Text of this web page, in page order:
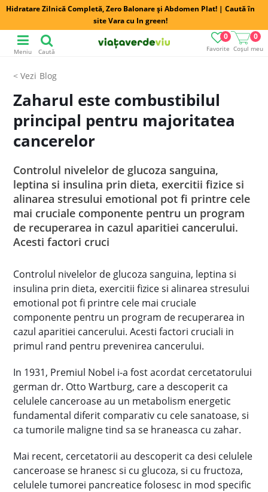
Hidratare Zilnică Completă, Zero Balonare și Abdomen Plat! | Caută în
site Vara cu In green!
Favorite
0
Coșul meu
0
Meniu Caută
Blog
Zaharul este combustibilul
principal pentru majoritatea
cancerelor
Controlul nivelelor de glucoza sanguina,
leptina si insulina prin dieta, exercitii fizice si
alinarea stresului emotional pot fi printre cele
mai cruciale componente pentru un program
de recuperarea in cazul aparitiei cancerului.
Acesti factori cruci
Controlul nivelelor de glucoza sanguina, leptina si
insulina prin dieta, exercitii fizice si alinarea stresului
emotional pot fi printre cele mai cruciale
componente pentru un program de recuperarea in
cazul aparitiei cancerului. Acesti factori cruciali in
primul rand pentru prevenirea cancerului.
In 1931, Premiul Nobel i-a fost acordat cercetatorului
german dr. Otto Wartburg, care a descoperit ca
celulele canceroase au un metabolism energetic
fundamental diferit comparativ cu cele sanatoase, si
ca tumorile maligne tind sa se hraneasca cu zahar.
Mai recent, cercetatorii au descoperit ca desi celulele
canceroase se hranesc si cu glucoza, si cu fructoza,
celulele tumorei pancreatice folosesc in mod specific